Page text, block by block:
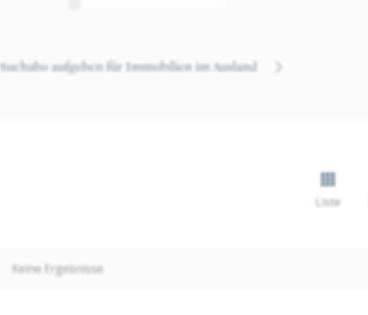
Suchabo aufgeben für Immobilien im Ausland
Liste
Keine Ergebnisse